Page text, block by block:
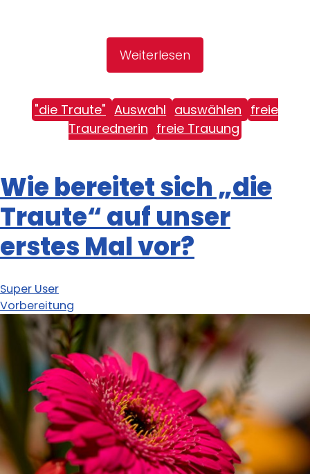
Weiterlesen
"die Traute" Auswahl auswählen freie
Traurednerin freie Trauung
Wie bereitet sich „die
Traute“ auf unser
erstes Mal vor?
Super User
Vorbereitung